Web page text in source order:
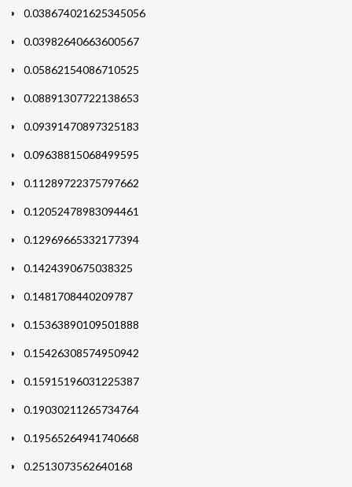
0.038674021625345056
0.03982640663600567
0.05862154086710525
0.08891307722138653
0.09391470897325183
0.09638815068499595
0.11289722375797662
0.12052478983094461
0.12969665332177394
0.1424390675038325
0.1481708440209787
0.15363890109501888
0.15426308574950942
0.15915196031225387
0.19030211265734764
0.19565264941740668
0.2513073562640168